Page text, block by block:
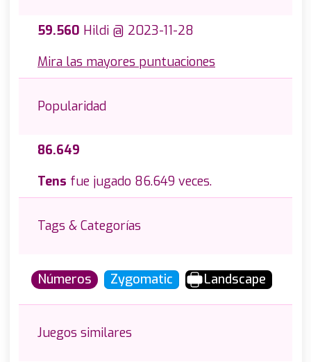
59.560 Hildi @ 2023-11-28
Mira las mayores puntuaciones
Popularidad
86.649
Tens fue jugado 86.649 veces.
Tags & Categorías
Números Zygomatic Landscape
Juegos similares